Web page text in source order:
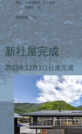
・役員： 代表取締役 川上 隆英
取締役 3名
・従業員数：31名​
新社屋完成
2023年12月1日社屋完成